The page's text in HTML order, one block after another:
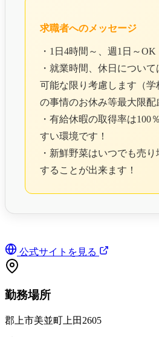
求職者へのメッセージ
・1日4時間～、週1日～OK
・就業時間、休日につい
可能な限り考慮します（学
の事情のお休み等最大限配
・有給休暇の取得率は100
すい環境です！
・新鮮野菜はいつでも売
することが出来ます！
公式サイトを見る
勤務場所
郡上市美並町上田2605